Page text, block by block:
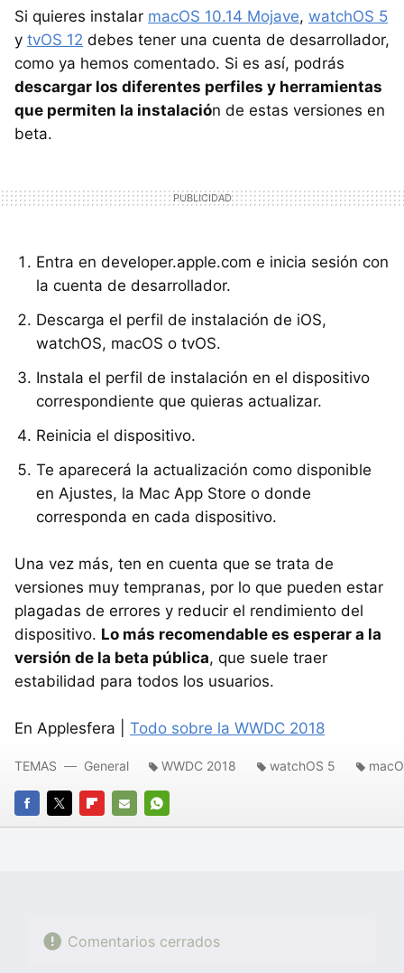
Si quieres instalar macOS 10.14 Mojave, watchOS 5
y tvOS 12 debes tener una cuenta de desarrollador,
como ya hemos comentado. Si es así, podrás
descargar los diferentes perfiles y herramientas
que permiten la instalación de estas versiones en
beta.
Entra en developer.apple.com e inicia sesión con
la cuenta de desarrollador.
Descarga el perfil de instalación de iOS,
watchOS, macOS o tvOS.
Instala el perfil de instalación en el dispositivo
correspondiente que quieras actualizar.
Reinicia el dispositivo.
Te aparecerá la actualización como disponible
en Ajustes, la Mac App Store o donde
corresponda en cada dispositivo.
Una vez más, ten en cuenta que se trata de
versiones muy tempranas, por lo que pueden estar
plagadas de errores y reducir el rendimiento del
dispositivo. Lo más recomendable es esperar a la
versión de la beta pública, que suele traer
estabilidad para todos los usuarios.
En Applesfera | Todo sobre la WWDC 2018
FACEBOOK
TWITTERFLIPBOARD
E-
WHATSAPP
TEMAS General WWDC 2018 watchOS 5
Comentarios cerrados